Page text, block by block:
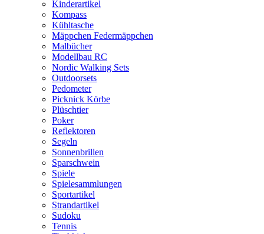
Kinderartikel
Kompass
Kühltasche
Mäppchen Federmäppchen
Malbücher
Modellbau RC
Nordic Walking Sets
Outdoorsets
Pedometer
Picknick Körbe
Plüschtier
Poker
Reflektoren
Segeln
Sonnenbrillen
Sparschwein
Spiele
Spielesammlungen
Sportartikel
Strandartikel
Sudoku
Tennis